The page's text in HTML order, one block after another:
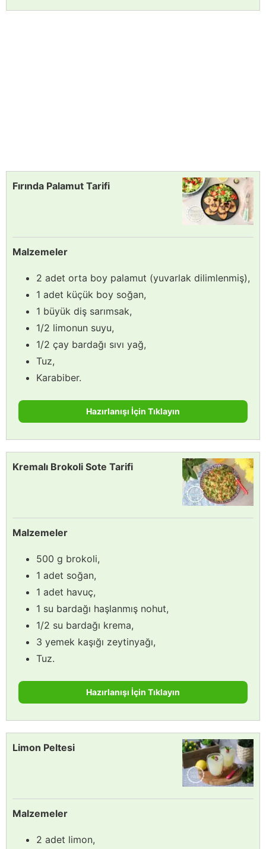
Fırında Palamut Tarifi
Malzemeler
2 adet orta boy palamut (yuvarlak dilimlenmiş),
1 adet küçük boy soğan,
1 büyük diş sarımsak,
1/2 limonun suyu,
1/2 çay bardağı sıvı yağ,
Tuz,
Karabiber.
Hazırlanışı İçin Tıklayın
Kremalı Brokoli Sote Tarifi
Malzemeler
500 g brokoli,
1 adet soğan,
1 adet havuç,
1 su bardağı haşlanmış nohut,
1/2 su bardağı krema,
3 yemek kaşığı zeytinyağı,
Tuz.
Hazırlanışı İçin Tıklayın
Limon Peltesi
Malzemeler
2 adet limon,